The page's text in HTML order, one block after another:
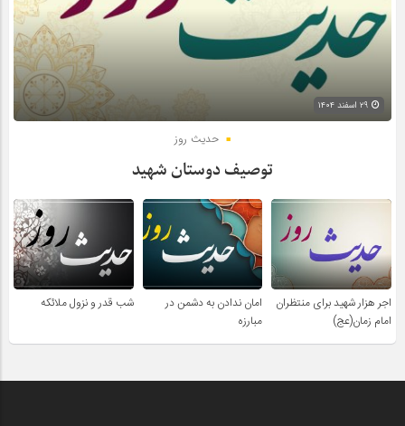
حدیث روز
توصیف دوستان شهید
اجر هزار شهید برای منتظران
امام زمان(عج)
امان ندادن به دشمن در
مبارزه
شب قدر و نزول ملائکه